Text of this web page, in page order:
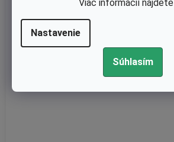
Viac informácií nájdete
Nastavenie
Súhlasím